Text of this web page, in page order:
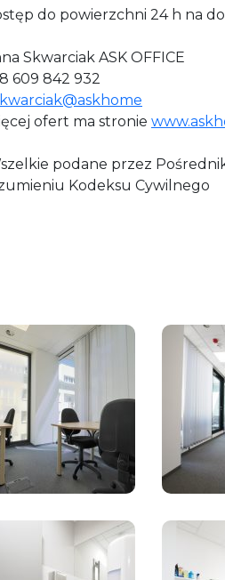
do powierzchni 24 h na
Skwarciak ASK OFFICE
609 842 932
ofert ma stronie
podane przez
Kodeksu Cywilnego